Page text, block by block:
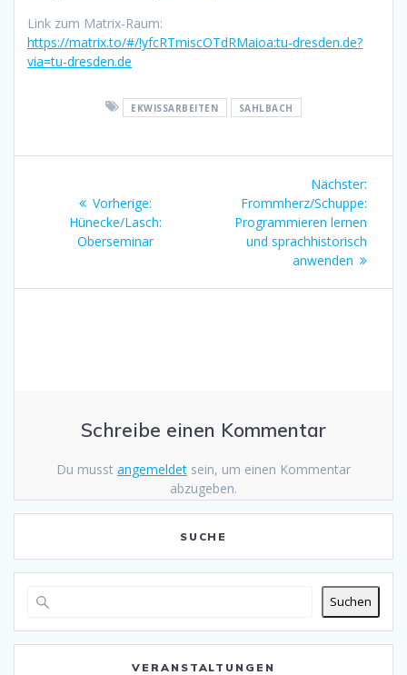
Link zum Matrix-Raum:
https://matrix.to/#/!yfcRTmiscOTdRMaioa:tu-dresden.de?
via=tu-dresden.de
EKWISSARBEITEN SAHLBACH
Vorherige:
Beitrag:
Hünecke/Lasch:
Oberseminar
Nächster:
Frommherz/Schuppe:
Programmieren lernen
und sprachhistorisch
anwenden
Schreibe einen Kommentar
Du musst angemeldet sein, um einen Kommentar
abzugeben.
SUCHE
Suchen
VERANSTALTUNGEN